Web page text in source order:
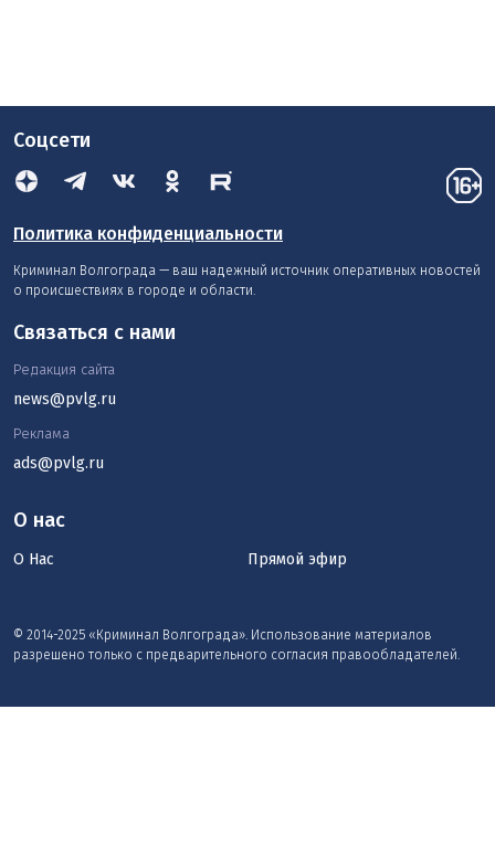
Соцсети
Политика конфиденциальности
Криминал Волгограда — ваш надежный источник оперативных новостей
о происшествиях в городе и области.
О нас
О Нас Прямой эфир
© 2014-2025 «Криминал Волгограда». Использование материалов
разрешено только с предварительного согласия правообладателей.
Связаться с нами
Редакция сайта
news@pvlg.ru
Реклама
ads@pvlg.ru